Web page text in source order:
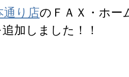
通り店のＦＡＸ・ホー
加しました！！